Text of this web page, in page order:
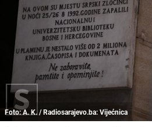
Foto: A. K. / Radiosarajevo.ba: Vijećnica